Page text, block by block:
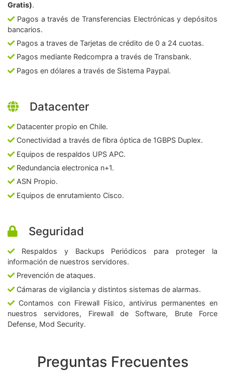
Gratis).
Pagos a través de Transferencias Electrónicas y depósitos
bancarios.
Pagos a traves de Tarjetas de crédito de 0 a 24 cuotas.
Pagos mediante Redcompra a través de Transbank.
Pagos en dólares a través de Sistema Paypal.
Datacenter
Datacenter propio en Chile.
Conectividad a través de fibra óptica de 1GBPS Duplex.
Equipos de respaldos UPS APC.
Redundancia electronica n+1.
ASN Propio.
Equipos de enrutamiento Cisco.
Seguridad
Respaldos y Backups Periódicos para proteger la
información de nuestros servidores.
Prevención de ataques.
Cámaras de vigilancia y distintos sistemas de alarmas.
Contamos con Firewall Físico, antivirus permanentes en
nuestros servidores, Firewall de Software, Brute Force
Defense, Mod Security.
Preguntas Frecuentes